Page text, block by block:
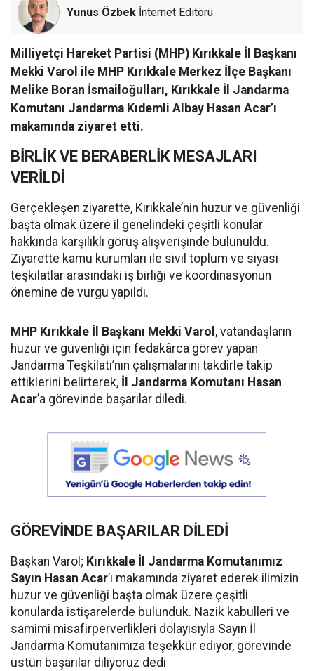
Yunus Özbek İnternet Editörü
Milliyetçi Hareket Partisi (MHP) Kırıkkale İl Başkanı
Mekki Varol ile MHP Kırıkkale Merkez İlçe Başkanı
Melike Boran İsmailoğulları, Kırıkkale İl Jandarma
Komutanı Jandarma Kıdemli Albay Hasan Acar’ı
makamında ziyaret etti.
BİRLİK VE BERABERLİK MESAJLARI
VERİLDİ
Gerçekleşen ziyarette, Kırıkkale’nin huzur ve güvenliği
başta olmak üzere il genelindeki çeşitli konular
hakkında karşılıklı görüş alışverişinde bulunuldu.
Ziyarette kamu kurumları ile sivil toplum ve siyasi
teşkilatlar arasındaki iş birliği ve koordinasyonun
önemine de vurgu yapıldı.
MHP Kırıkkale İl Başkanı Mekki Varol , vatandaşların
huzur ve güvenliği için fedakârca görev yapan
Jandarma Teşkilatı’nın çalışmalarını takdirle takip
ettiklerini belirterek, İl Jandarma Komutanı Hasan
Acar’a görevinde başarılar diledi.
GÖREVİNDE BAŞARILAR DİLEDİ
Başkan Varol; Kırıkkale İl Jandarma Komutanımız
Sayın Hasan Acar’ı makamında ziyaret ederek ilimizin
huzur ve güvenliği başta olmak üzere çeşitli
konularda istişarelerde bulunduk. Nazik kabulleri ve
samimi misafirperverlikleri dolayısıyla Sayın İl
Jandarma Komutanımıza teşekkür ediyor, görevinde
üstün başarılar diliyoruz dedi